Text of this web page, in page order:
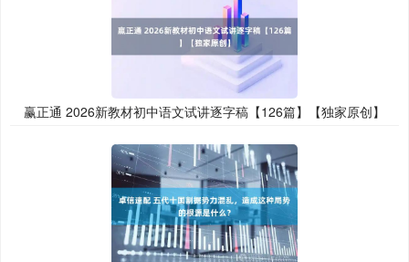
赢正通 2026新教材初中语文试讲逐字稿【126篇】【独家原创】